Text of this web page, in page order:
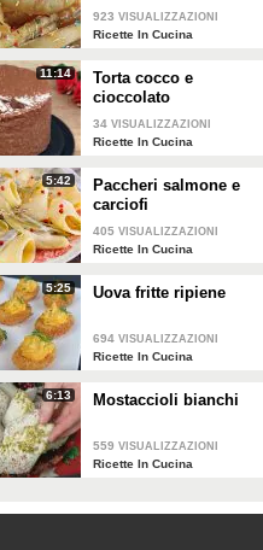
923 VISUALIZZAZIONI
Ricette In Cucina
11:14
Torta cocco e
cioccolato
34 VISUALIZZAZIONI
Ricette In Cucina
5:42
Paccheri salmone e
carciofi
405 VISUALIZZAZIONI
Ricette In Cucina
5:25 Uova fritte ripiene
694 VISUALIZZAZIONI
Ricette In Cucina
6:13 Mostaccioli bianchi
559 VISUALIZZAZIONI
Ricette In Cucina